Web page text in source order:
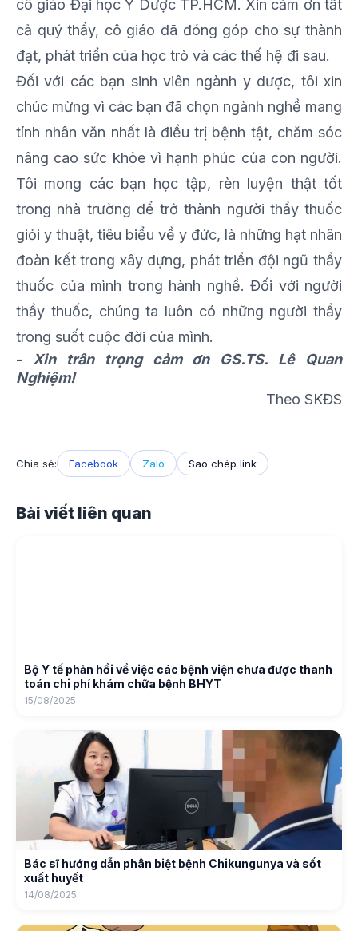
cô giáo Đại học Y Dược TP.HCM. Xin cảm ơn tất
cả quý thầy, cô giáo đã đóng góp cho sự thành
đạt, phát triển của học trò và các thế hệ đi sau.
Đối với các bạn sinh viên ngành y dược, tôi xin
chúc mừng vì các bạn đã chọn ngành nghề mang
tính nhân văn nhất là điều trị bệnh tật, chăm sóc
nâng cao sức khỏe vì hạnh phúc của con người.
Tôi mong các bạn học tập, rèn luyện thật tốt
trong nhà trường để trở thành người thầy thuốc
giỏi y thuật, tiêu biểu về y đức, là những hạt nhân
đoàn kết trong xây dựng, phát triển đội ngũ thầy
thuốc của mình trong hành nghề. Đối với người
thầy thuốc, chúng ta luôn có những người thầy
trong suốt cuộc đời của mình.
- Xin trân trọng cảm ơn GS.TS. Lê Quan
Nghiệm!
Theo SKĐS
Chia sẻ: Facebook Zalo Sao chép link
Bài viết liên quan
Bộ Y tế phản hồi về việc các bệnh viện chưa được thanh
toán chi phí khám chữa bệnh BHYT
15/08/2025
Bác sĩ hướng dẫn phân biệt bệnh Chikungunya và sốt
xuất huyết
14/08/2025